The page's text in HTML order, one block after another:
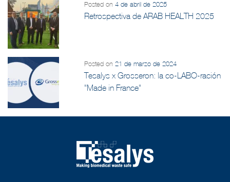
Posted on4 de abril de 2025
Retrospectiva de ARAB HEALTH 2025
Posted on21 de marzo de 2024
Tesalys x Grosseron: la co-LABO-ración
"Made in France"